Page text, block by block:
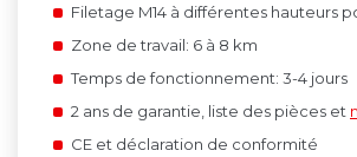
Filetage M14 à différentes hauteurs
Zone de travail: 6 à 8 km
Temps de fonctionnement: 3-4 jours
2 ans de garantie, liste des pièces et
CE et déclaration de conformité